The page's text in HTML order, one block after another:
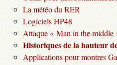
La météo du RER
Logiciels HP48
Attaque « Man in the
Historiques de la hauteur
Applications pour montres